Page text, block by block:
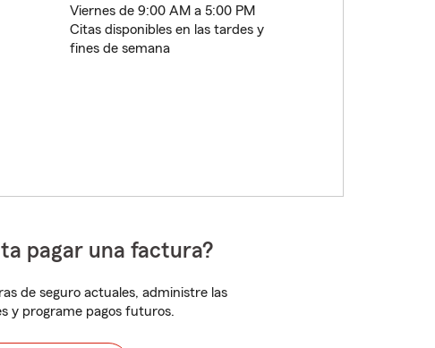
Viernes de 9:00 AM a 5:00 PM
Citas disponibles en las tardes y
fines de semana
pagar una factura?
de seguro actuales, administre las
y programe pagos futuros.